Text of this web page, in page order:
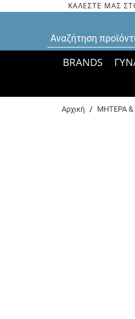
ΚΑΛΕΣΤΕ ΜΑΣ
BRANDS
Αρχική / ΜΗΤΕΡΑ &